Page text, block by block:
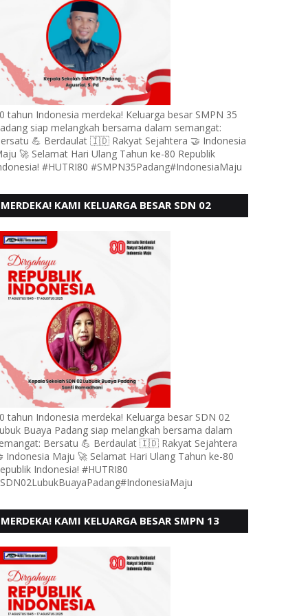
tahun Indonesia merdeka! Keluarga besar SMPN 35
siap melangkah bersama dalam semangat:
💪 Berdaulat 🇮🇩 Rakyat Sejahtera 🤝 Indonesia
🚀 Selamat Hari Ulang Tahun ke-80 Republik
#HUTRI80 #SMPN35Padang#IndonesiaMaju
MERDEKA! KAMI KELUARGA BESAR SDN 02
MENGUCAPKAN HUT RI KE - 80,
tahun Indonesia merdeka! Keluarga besar SDN 02
Buaya Padang siap melangkah bersama dalam
Bersatu 💪 Berdaulat 🇮🇩 Rakyat Sejahtera
Indonesia Maju 🚀 Selamat Hari Ulang Tahun ke-80
Indonesia! #HUTRI80
MERDEKA! KAMI KELUARGA BESAR SMPN 13